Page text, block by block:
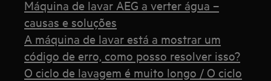
Máquina de lavar AEG a verter água –
causas e soluções
A máquina de lavar está a mostrar um
código de erro, como posso resolver isso?
O ciclo de lavagem é muito longo / O ciclo